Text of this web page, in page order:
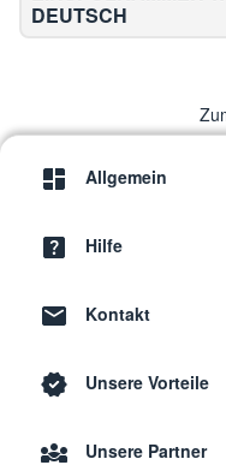
DEUTSCH
Allgemein
Hilfe
Kontakt
Unsere Vorteile
Unsere Partner